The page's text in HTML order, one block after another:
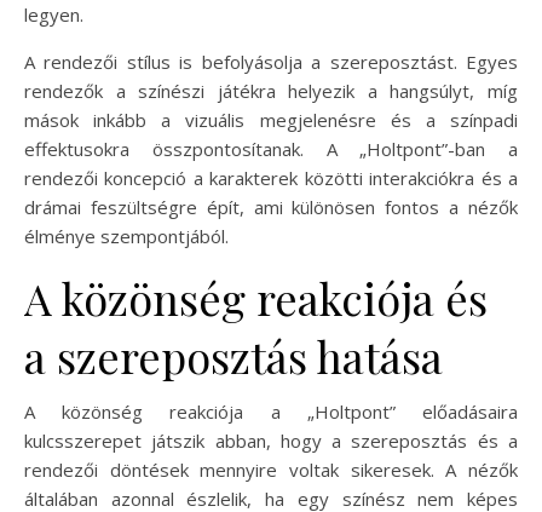
legyen.
A rendezői stílus is befolyásolja a szereposztást. Egyes
rendezők a színészi játékra helyezik a hangsúlyt, míg
mások inkább a vizuális megjelenésre és a színpadi
effektusokra összpontosítanak. A „Holtpont”-ban a
rendezői koncepció a karakterek közötti interakciókra és a
drámai feszültségre épít, ami különösen fontos a nézők
élménye szempontjából.
A közönség reakciója és
a szereposztás hatása
A közönség reakciója a „Holtpont” előadásaira
kulcsszerepet játszik abban, hogy a szereposztás és a
rendezői döntések mennyire voltak sikeresek. A nézők
általában azonnal észlelik, ha egy színész nem képes